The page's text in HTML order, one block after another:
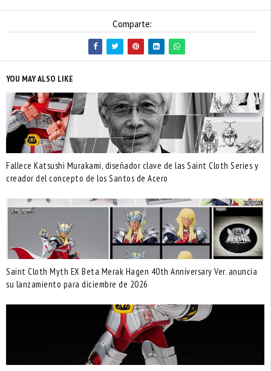
Comparte:
YOU MAY ALSO LIKE
Fallece Katsushi Murakami, diseñador clave de las Saint Cloth Series y
creador del concepto de los Santos de Acero
Saint Cloth Myth EX Beta Merak Hagen 40th Anniversary Ver. anuncia
su lanzamiento para diciembre de 2026